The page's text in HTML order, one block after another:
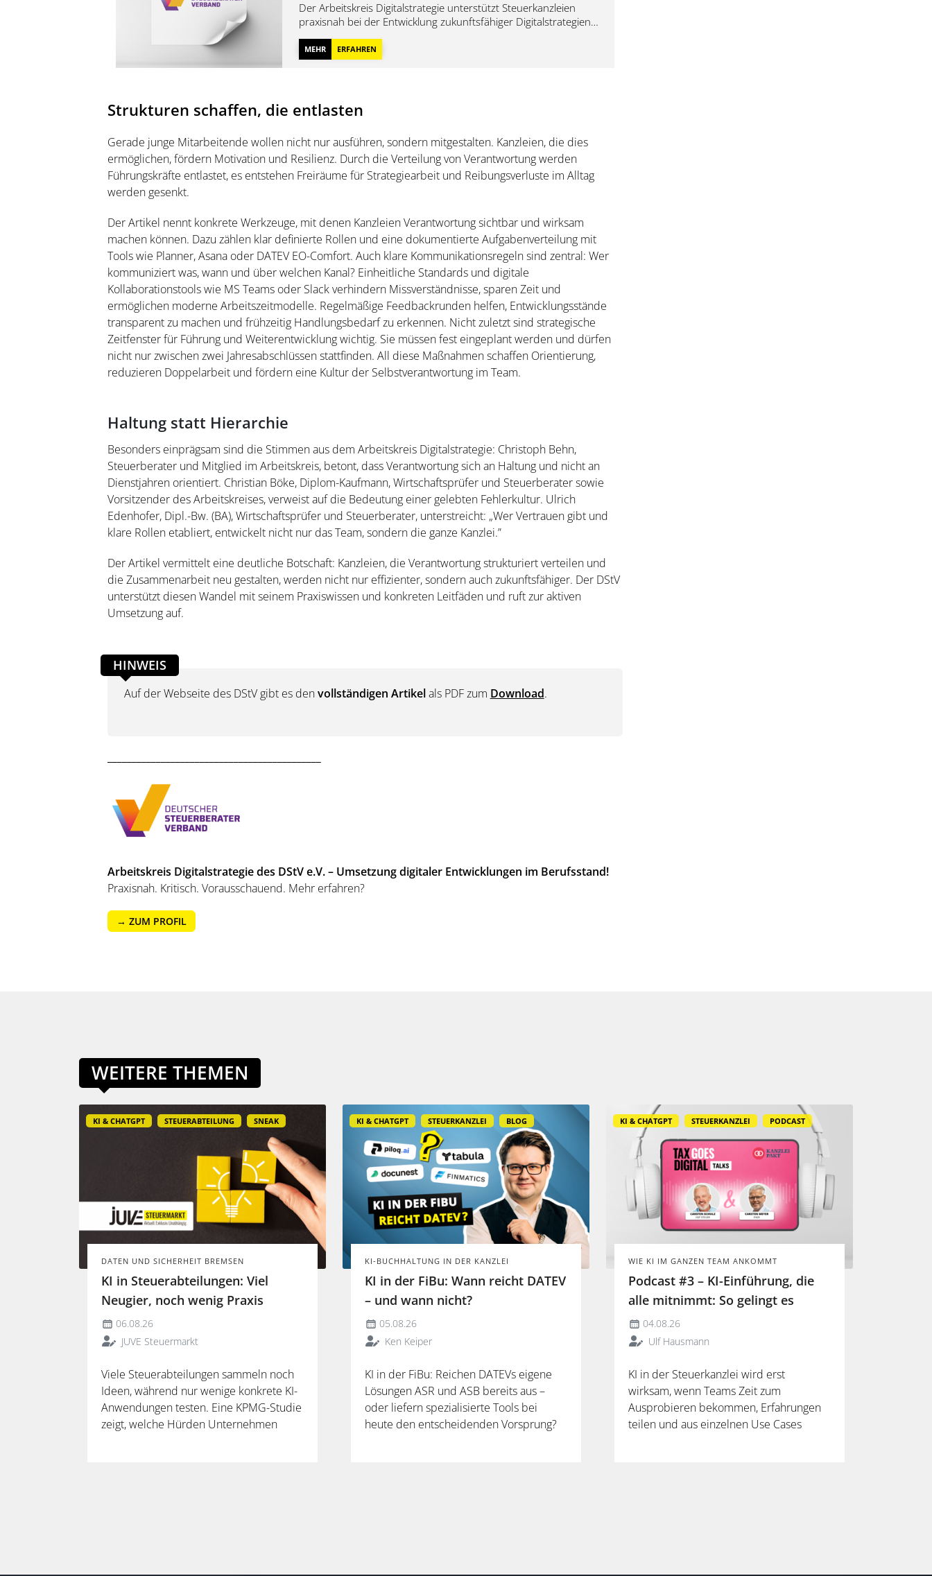
Der Arbeitskreis Digitalstrategie unterstützt Steuerkanzleien
praxisnah bei der Entwicklung zukunftsfähiger Digitalstrategien
und fördert den Austausch zu Innovationen und Best Practices.
MEHR ERFAHREN
Strukturen schaffen, die entlasten
Gerade junge Mitarbeitende wollen nicht nur ausführen, sondern mitgestalten. Kanzleien, die dies
ermöglichen, fördern Motivation und Resilienz. Durch die Verteilung von Verantwortung werden
Führungskräfte entlastet, es entstehen Freiräume für Strategiearbeit und Reibungsverluste im Alltag
werden gesenkt.
Der Artikel nennt konkrete Werkzeuge, mit denen Kanzleien Verantwortung sichtbar und wirksam
machen können. Dazu zählen klar definierte Rollen und eine dokumentierte Aufgabenverteilung mit
Tools wie Planner, Asana oder DATEV EO-Comfort. Auch klare Kommunikationsregeln sind zentral: Wer
kommuniziert was, wann und über welchen Kanal? Einheitliche Standards und digitale
Kollaborationstools wie MS Teams oder Slack verhindern Missverständnisse, sparen Zeit und
ermöglichen moderne Arbeitszeitmodelle. Regelmäßige Feedbackrunden helfen, Entwicklungsstände
transparent zu machen und frühzeitig Handlungsbedarf zu erkennen. Nicht zuletzt sind strategische
Zeitfenster für Führung und Weiterentwicklung wichtig. Sie müssen fest eingeplant werden und dürfen
nicht nur zwischen zwei Jahresabschlüssen stattfinden. All diese Maßnahmen schaffen Orientierung,
reduzieren Doppelarbeit und fördern eine Kultur der Selbstverantwortung im Team.
Haltung statt Hierarchie
Besonders einprägsam sind die Stimmen aus dem Arbeitskreis Digitalstrategie: Christoph Behn,
Steuerberater und Mitglied im Arbeitskreis, betont, dass Verantwortung sich an Haltung und nicht an
Dienstjahren orientiert. Christian Böke, Diplom-Kaufmann, Wirtschaftsprüfer und Steuerberater sowie
Vorsitzender des Arbeitskreises, verweist auf die Bedeutung einer gelebten Fehlerkultur. Ulrich
Edenhofer, Dipl.-Bw. (BA), Wirtschaftsprüfer und Steuerberater, unterstreicht: „Wer Vertrauen gibt und
klare Rollen etabliert, entwickelt nicht nur das Team, sondern die ganze Kanzlei.”
Der Artikel vermittelt eine deutliche Botschaft: Kanzleien, die Verantwortung strukturiert verteilen und
die Zusammenarbeit neu gestalten, werden nicht nur effizienter, sondern auch zukunftsfähiger. Der DStV
unterstützt diesen Wandel mit seinem Praxiswissen und konkreten Leitfäden und ruft zur aktiven
Umsetzung auf.
HINWEIS
Auf der Webseite des DStV gibt es denvollständigen Artikelals PDF zum Download.
Arbeitskreis Digitalstrategie des DStV e.V. – Umsetzung digitaler Entwicklungen im Berufsstand!
Praxisnah. Kritisch. Vorausschauend. Mehr erfahren?
→ ZUM PROFIL
WEITERE THEMEN
KI & CHATGPT STEUERABTEILUNG SNEAK
DATEN UND SICHERHEIT BREMSEN
KI in Steuerabteilungen: Viel
Neugier, noch wenig Praxis
06.08.26
JUVE Steuermarkt
Viele Steuerabteilungen sammeln noch
Ideen, während nur wenige konkrete KI-
Anwendungen testen. Eine KPMG-Studie
zeigt, welche Hürden Unternehmen
KI & CHATGPT STEUERKANZLEI BLOG
KI-BUCHHALTUNG IN DER KANZLEI
KI in der FiBu: Wann reicht DATEV
– und wann nicht?
05.08.26
Ken Keiper
KI in der FiBu: Reichen DATEVs eigene
Lösungen ASR und ASB bereits aus –
oder liefern spezialisierte Tools bei
heute den entscheidenden Vorsprung?
KI & CHATGPT STEUERKANZLEI PODCAST
WIE KI IM GANZEN TEAM ANKOMMT
Podcast #3 – KI-Einführung, die
alle mitnimmt: So gelingt es
04.08.26
Ulf Hausmann
KI in der Steuerkanzlei wird erst
wirksam, wenn Teams Zeit zum
Ausprobieren bekommen, Erfahrungen
teilen und aus einzelnen Use Cases